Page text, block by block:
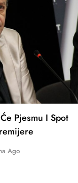
Pjesmu I Spot
Ago